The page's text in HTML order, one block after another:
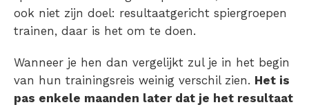
ook niet zijn doel: resultaatgericht spiergroepen
trainen, daar is het om te doen.
Wanneer je hen dan vergelijkt zul je in het begin
van hun trainingsreis weinig verschil zien. Het is
pas enkele maanden later dat je het resultaat